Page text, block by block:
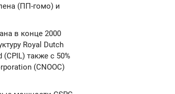
(ПП-гомо) и
в конце 2000
Royal Dutch
также с 50%
(CNOOC)